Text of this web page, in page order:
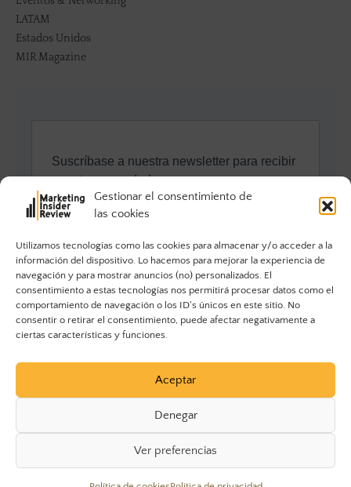
Gestionar el consentimiento de
las cookies
Utilizamos tecnologías como las cookies para almacenar y/o acceder a la
información del dispositivo. Lo hacemos para mejorar la experiencia de
navegación y para mostrar anuncios (no) personalizados. El
consentimiento a estas tecnologías nos permitirá procesar datos como el
comportamiento de navegación o los ID's únicos en este sitio. No
consentir o retirar el consentimiento, puede afectar negativamente a
ciertas características y funciones.
Aceptar
Denegar
Ver preferencias
LATAM
Estados Unidos
MIR Magazine
© 2023 Marketing Insider Review. Todos los derechos